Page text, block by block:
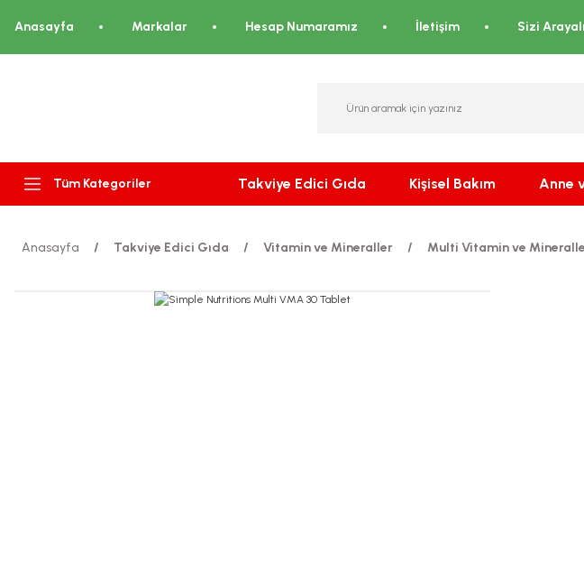
Anasayfa Markalar Hesap Numaramız İletişim Sizi
Tüm Kategoriler Takviye Edici Gıda Kişisel Bakım Anne
Anasayfa Takviye Edici Gıda Vitamin ve Mineraller Multi Vitamin ve